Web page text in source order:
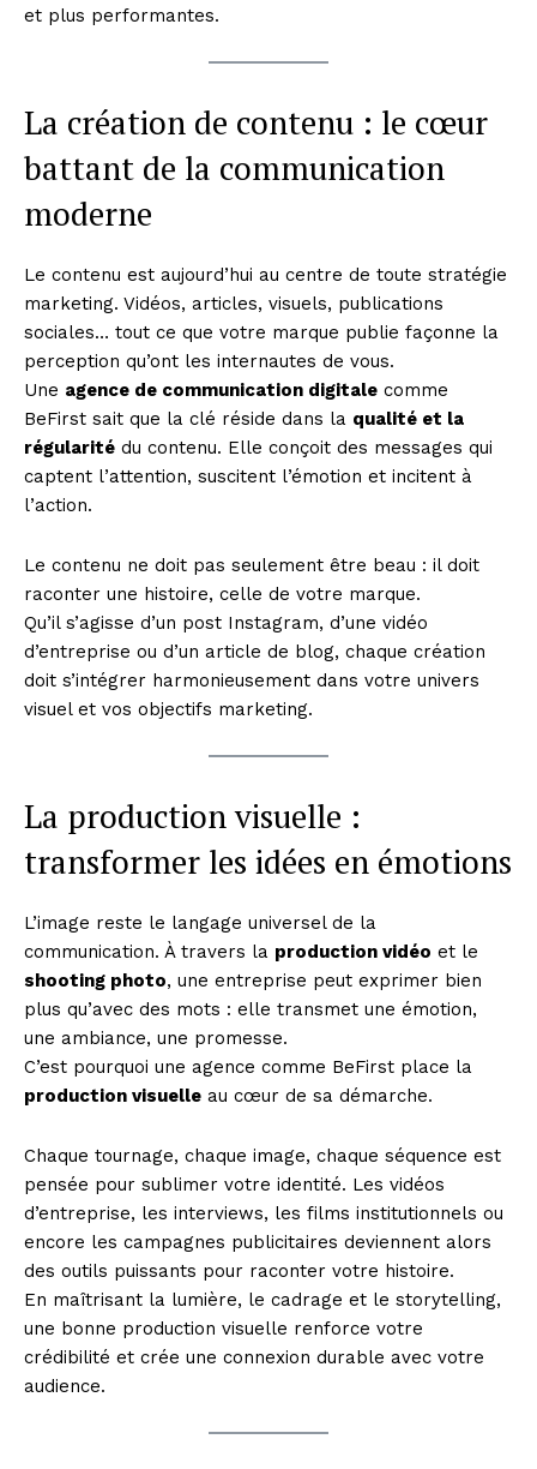
et plus performantes.
La création de contenu : le cœur
battant de la communication
moderne
Le contenu est aujourd’hui au centre de toute stratégie
marketing. Vidéos, articles, visuels, publications
sociales… tout ce que votre marque publie façonne la
perception qu’ont les internautes de vous.
Une agence de communication digitale comme
BeFirst sait que la clé réside dans la qualité et la
régularité du contenu. Elle conçoit des messages qui
captent l’attention, suscitent l’émotion et incitent à
l’action.
Le contenu ne doit pas seulement être beau : il doit
raconter une histoire, celle de votre marque.
Qu’il s’agisse d’un post Instagram, d’une vidéo
d’entreprise ou d’un article de blog, chaque création
doit s’intégrer harmonieusement dans votre univers
visuel et vos objectifs marketing.
La production visuelle :
transformer les idées en émotions
L’image reste le langage universel de la
communication. À travers la production vidéo et le
shooting photo, une entreprise peut exprimer bien
plus qu’avec des mots : elle transmet une émotion,
une ambiance, une promesse.
C’est pourquoi une agence comme BeFirst place la
production visuelle au cœur de sa démarche.
Chaque tournage, chaque image, chaque séquence est
pensée pour sublimer votre identité. Les vidéos
d’entreprise, les interviews, les films institutionnels ou
encore les campagnes publicitaires deviennent alors
des outils puissants pour raconter votre histoire.
En maîtrisant la lumière, le cadrage et le storytelling,
une bonne production visuelle renforce votre
crédibilité et crée une connexion durable avec votre
audience.